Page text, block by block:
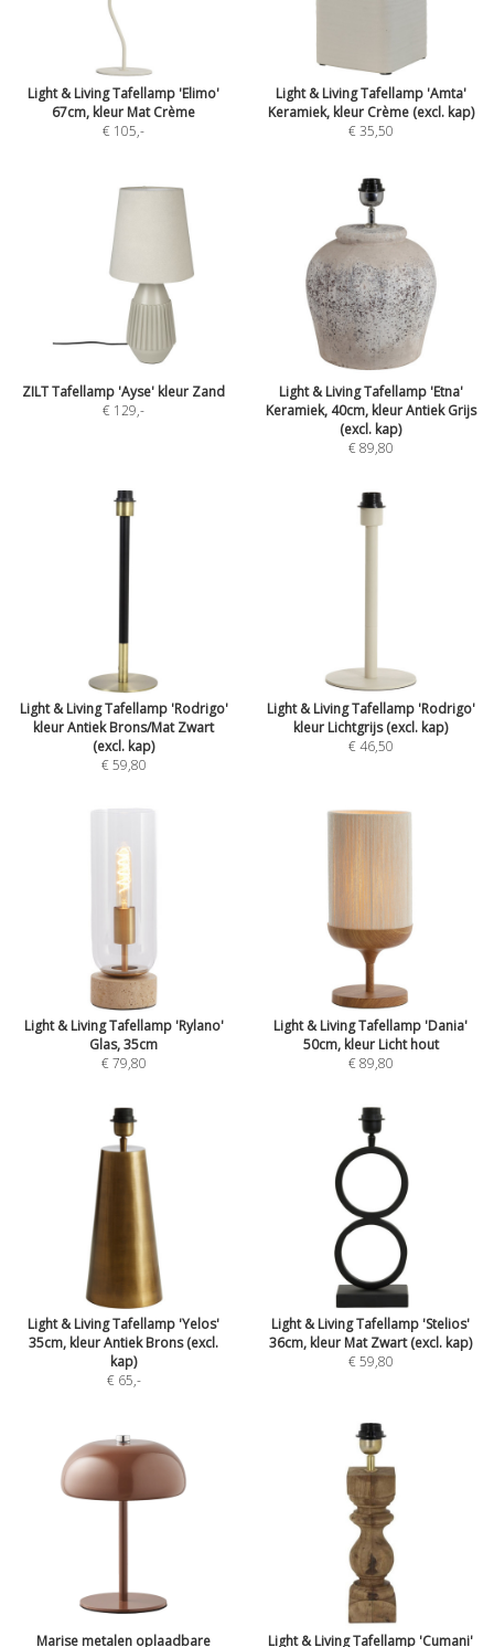
Light & Living Tafellamp 'Elimo'
67cm, kleur Mat Crème
€ 105,-
Light & Living Tafellamp 'Amta'
Keramiek, kleur Crème (excl. kap)
€ 35,50
ZILT Tafellamp 'Ayse' kleur Zand
€ 129,-
Light & Living Tafellamp 'Etna'
Keramiek, 40cm, kleur Antiek Grijs
(excl. kap)
€ 89,80
Light & Living Tafellamp 'Rodrigo'
kleur Antiek Brons/Mat Zwart
(excl. kap)
€ 59,80
Light & Living Tafellamp 'Rodrigo'
kleur Lichtgrijs (excl. kap)
€ 46,50
Light & Living Tafellamp 'Rylano'
Glas, 35cm
€ 79,80
Light & Living Tafellamp 'Dania'
50cm, kleur Licht hout
€ 89,80
Light & Living Tafellamp 'Yelos'
35cm, kleur Antiek Brons (excl.
kap)
€ 65,-
Light & Living Tafellamp 'Stelios'
36cm, kleur Mat Zwart (excl. kap)
€ 59,80
Marise metalen oplaadbare Light & Living Tafellamp 'Cumani'